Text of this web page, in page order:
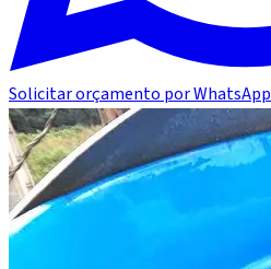
Solicitar orçamento por WhatsApp